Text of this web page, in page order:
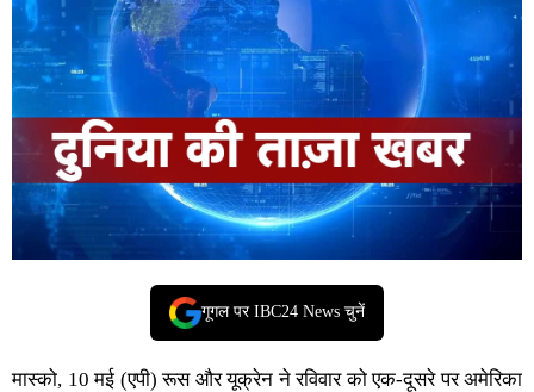
गूगल पर IBC24 News चुनें
मास्को, 10 मई (एपी) रूस और यूक्रेन ने रविवार को एक-दूसरे पर अमेरिका